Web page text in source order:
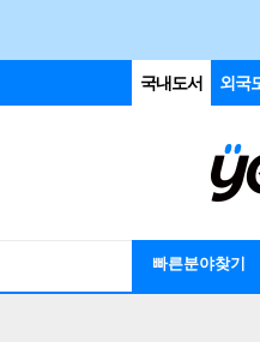
국내도서 외국
빠른분야찾기